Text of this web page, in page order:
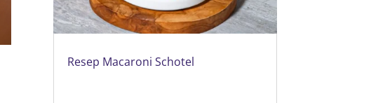
Resep Macaroni Schotel